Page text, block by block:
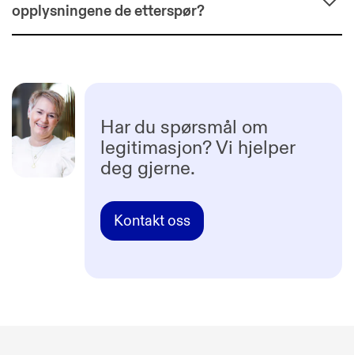
opplysningene de etterspør?
Har du spørsmål om
legitimasjon? Vi hjelper
deg gjerne.
Kontakt oss